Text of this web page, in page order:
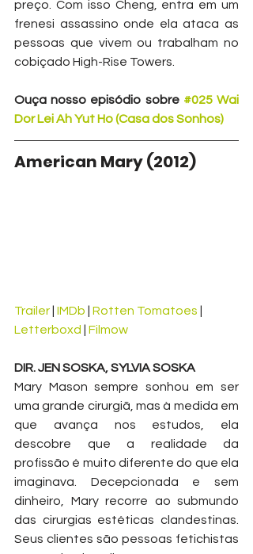
preço. Com isso Cheng, entra em um
frenesi assassino onde ela ataca as
pessoas que vivem ou trabalham no
cobiçado High-Rise Towers.
Ouça nosso episódio sobre #025 Wai
Dor Lei Ah Yut Ho (Casa dos Sonhos)
American Mary (2012)
Trailer IMDb Rotten Tomatoes
Letterboxd
Filmow
DIR. JEN SOSKA, SYLVIA SOSKA
Mary Mason sempre sonhou em ser
uma grande cirurgiã, mas à medida em
que avança nos estudos, ela
descobre que a realidade da
profissão é muito diferente do que ela
imaginava. Decepcionada e sem
dinheiro, Mary recorre ao submundo
das cirurgias estéticas clandestinas.
Seus clientes são pessoas fetichistas